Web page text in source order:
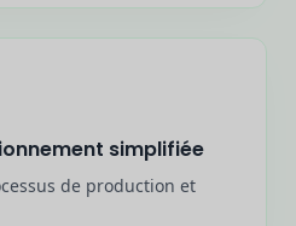
simplifiée
de production et